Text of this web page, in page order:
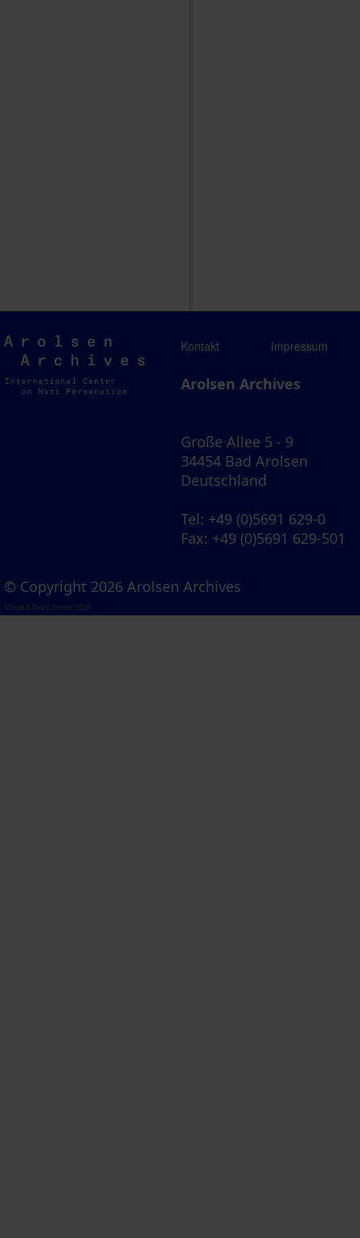
Arolsen
Archives
Kontakt Impressum
Arolsen Archives
Große Allee 5 - 9
34454 Bad Arolsen
Deutschland
Tel: +49 (0)5691 629-0
Fax: +49 (0)5691 629-501
© Copyright 2026 Arolsen Archives
Visual Library Server 2026